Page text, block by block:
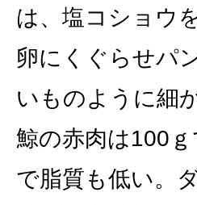
は、塩コショウ
卵にくぐらせパ
いものように細
鯨の赤肉は100
で脂質も低い。